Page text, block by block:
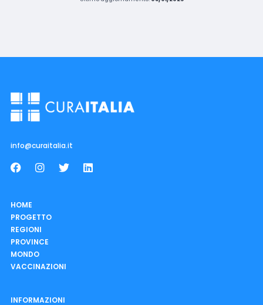
info@curaitalia.it
HOME
PROGETTO
REGIONI
PROVINCE
MONDO
VACCINAZIONI
INFORMAZIONI